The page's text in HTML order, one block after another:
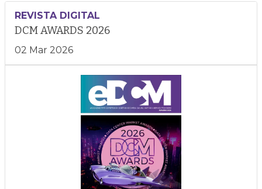
REVISTA DIGITAL
DCM AWARDS 2026
02 Mar 2026